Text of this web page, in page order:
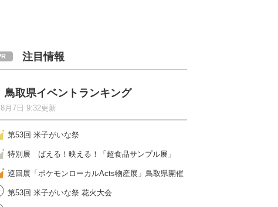
注目情報
鳥取県イベントランキング
8月7日 9:32更新
第53回 米子がいな祭
特別展 ばえる！映える！「超食品サンプル展」
巡回展「ポケモンローカルActs物産展」鳥取県開催
第53回 米子がいな祭 花火大会